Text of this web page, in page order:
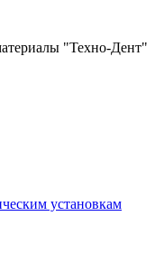
"Техно-Дент"
установкам